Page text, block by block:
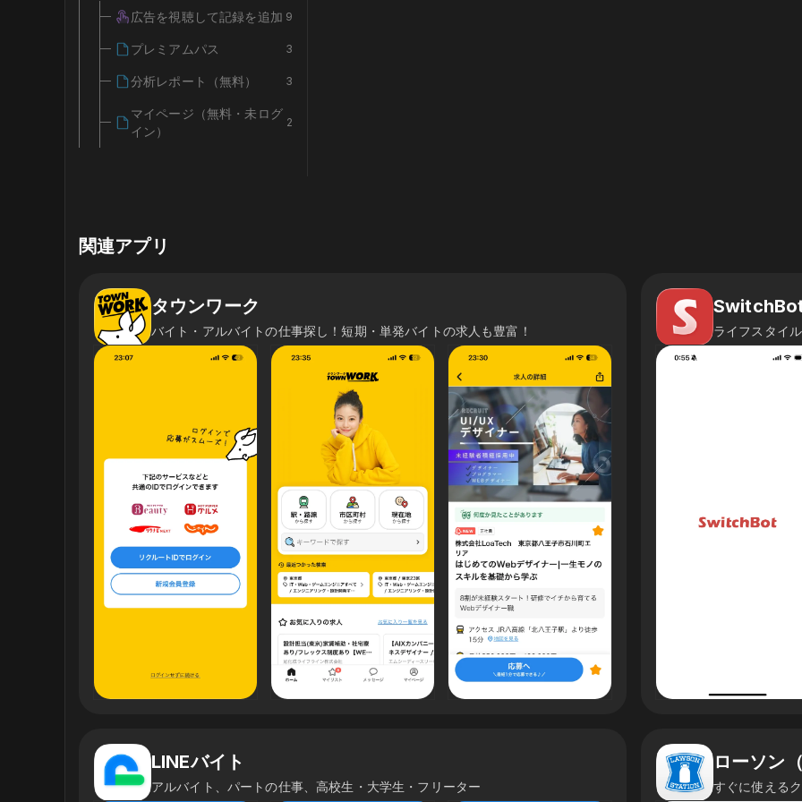
広告を視聴して記録を追加 9
プレミアムパス 3
分析レポート（無料） 3
マイページ（無料・未ログ
イン）
2
関連アプリ
タウンワーク
バイト・アルバイトの仕事探し！短期・単発バイトの求人も豊富！ ライフスタイル
LINEバイト
アルバイト、パートの仕事、高校生・大学生・フリーター
ローソン
すぐに使える